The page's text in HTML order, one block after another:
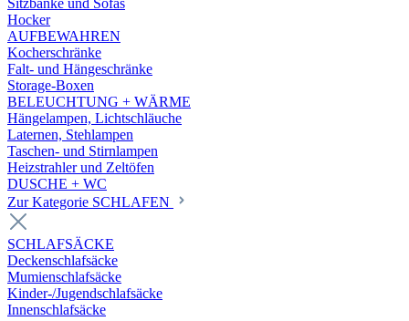
Sitzbänke und Sofas
Hocker
AUFBEWAHREN
Kocherschränke
Falt- und Hängeschränke
Storage-Boxen
BELEUCHTUNG + WÄRME
Hängelampen, Lichtschläuche
Laternen, Stehlampen
Taschen- und Stirnlampen
Heizstrahler und Zeltöfen
DUSCHE + WC
Zur Kategorie SCHLAFEN
SCHLAFSÄCKE
Deckenschlafsäcke
Mumienschlafsäcke
Kinder-/Jugendschlafsäcke
Innenschlafsäcke